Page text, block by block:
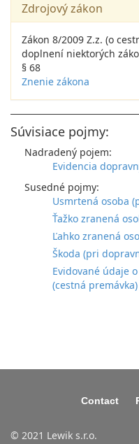
Zdrojový zákon
Zákon 8/2009 Z.z. (o
doplnení niektorých
§ 68
Znenie zákona
Súvisiace pojmy:
Nadradený pojem:
Evidencia
Susedné pojmy:
Usmrtená osoba
Ťažko zranená
Ľahko zranená
Škoda (pri
Evidované údaje
(cestná premávka)
Contact
© 2021 Lewik s.r.o.